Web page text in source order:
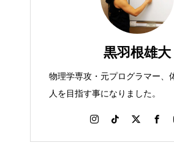
黒羽根雄大
物理学専攻・元プログラマー、
人を目指す事になりました。